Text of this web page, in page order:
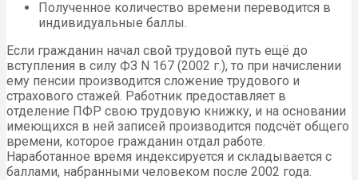
Полученное количество времени переводится в
индивидуальные баллы.
Если гражданин начал свой трудовой путь ещё до
вступления в силу ФЗ N 167 (2002 г.), то при начислении
ему пенсии производится сложение трудового и
страхового стажей. Работник предоставляет в
отделение ПФР свою трудовую книжку, и на основании
имеющихся в ней записей производится подсчёт общего
времени, которое гражданин отдал работе.
Наработанное время индексируется и складывается с
баллами, набранными человеком после 2002 года.